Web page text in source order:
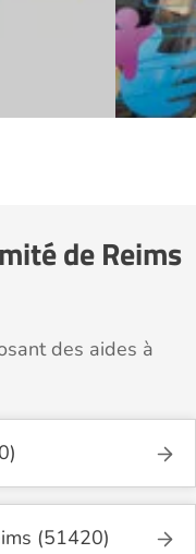
de Reims
des aides à
(51420)